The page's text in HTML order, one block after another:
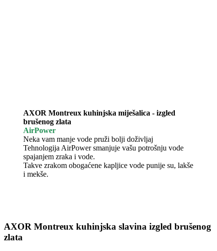
AXOR Montreux kuhinjska miješalica - izgled
brušenog zlata
AirPower
Neka vam manje vode pruži bolji doživljaj
Tehnologija AirPower smanjuje vašu potrošnju vode
spajanjem zraka i vode.
Takve zrakom obogaćene kapljice vode punije su, lakše
i mekše.
AXOR Montreux kuhinjska slavina izgled brušenog
zlata